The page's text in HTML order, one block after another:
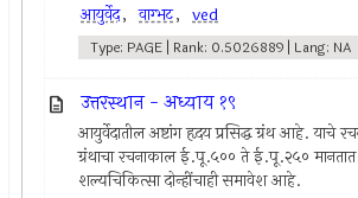
आयुर्वेद, वाग्भट, ved
Type: PAGE | Rank: 0.5026889 | Lang: NA
उत्तरस्थान - अध्याय १९
आयुर्वेदातील अष्टांग हृदय प्रसिद्ध ग्रंथ आहे. याचे
ग्रंथाचा रचनाकाल ई.पू.५०० ते ई.पू.२५०
शल्यचिकित्सा दोन्हींचाही समावेश आहे.